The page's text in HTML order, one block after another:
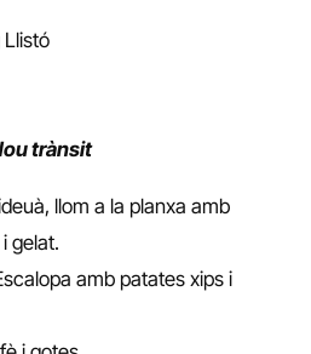
Llistó
trànsit
llom a la planxa amb
gelat.
amb patates xips i